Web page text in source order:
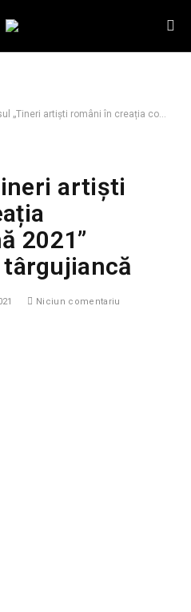
artiști români în creația contemporană 2021” câștigat de o târgujiancă
artiști
2021”
Niciun comentariu